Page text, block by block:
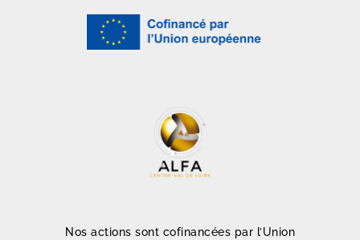
Nos actions sont cofinancées par l’Union